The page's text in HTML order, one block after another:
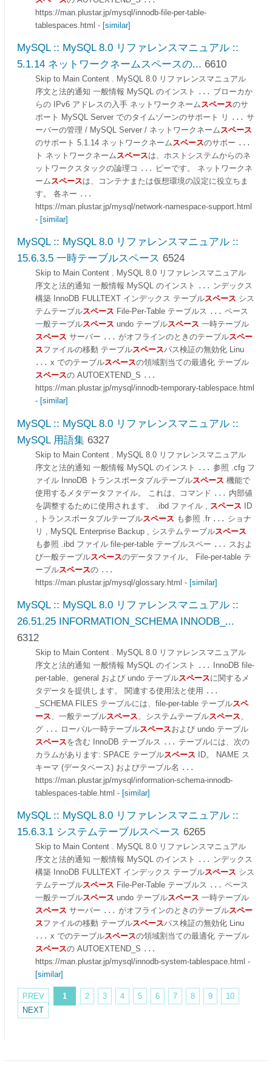
https://man.plustar.jp/mysql/innodb-file-per-table-
tablespaces.html - [similar]
MySQL :: MySQL 8.0 リファレンスマニュアル ::
5.1.14 ネットワークネームスペースの... 6610
Skip to Main Content . MySQL 8.0 リファレンスマニュアル
序文と法的通知 一般情報 MySQL のインスト
...
ブローカか
らの IPv6 アドレスの入手 ネットワークネームスペースのサ
ポート MySQL Server でのタイムゾーンのサポート リ
... サ
ーバーの管理 / MySQL Server / ネットワークネームスペース
のサポート 5.1.14 ネットワークネームスペースのサポー ...
ト ネットワークネームスペースは、ホストシステムからのネ
ットワークスタックの論理コ
...
ピーです。 ネットワークネ
ームスペースは、コンテナまたは仮想環境の設定に役立ちま
す。 各ネー ...
https://man.plustar.jp/mysql/network-namespace-support.html
- [similar]
MySQL :: MySQL 8.0 リファレンスマニュアル ::
15.6.3.5 一時テーブルスペース 6524
Skip to Main Content . MySQL 8.0 リファレンスマニュアル
序文と法的通知 一般情報 MySQL のインスト
...
ンデックス
構築 InnoDB FULLTEXT インデックス テーブルスペース シス
テムテーブルスペース File-Per-Table テーブルス ... ペース
一般テーブルスペース undo テーブルスペース 一時テーブル
スペース サーバー ... がオフラインのときのテーブルスペー
スファイルの移動 テーブルスペースパス検証の無効化 Linu
... x でのテーブルスペースの領域割当ての最適化 テーブル
スペースの AUTOEXTEND_S ...
https://man.plustar.jp/mysql/innodb-temporary-tablespace.html
- [similar]
MySQL :: MySQL 8.0 リファレンスマニュアル ::
MySQL 用語集 6327
Skip to Main Content . MySQL 8.0 リファレンスマニュアル
序文と法的通知 一般情報 MySQL のインスト
... 参照 .cfg フ
ァイル InnoDB トランスポータブルテーブルスペース 機能で
使用するメタデータファイル。 これは、コマンド ...
内部値
を調整するために使用されます。 .ibd ファイル ,
スペース ID
, トランスポータブルテーブルスペース も参照 .fr ...
ショナ
リ , MySQL Enterprise Backup , システムテーブルスペース
も参照 .ibd ファイル file-per-table テーブルスペー ...
スおよ
び一般テーブルスペースのデータファイル。 File-per-table テ
ーブルスペースの ...
https://man.plustar.jp/mysql/glossary.html - [similar]
MySQL :: MySQL 8.0 リファレンスマニュアル ::
26.51.25 INFORMATION_SCHEMA INNODB_...
6312
Skip to Main Content . MySQL 8.0 リファレンスマニュアル
序文と法的通知 一般情報 MySQL のインスト
...
InnoDB file-
per-table、general および undo テーブルスペースに関するメ
タデータを提供します。 関連する使用法と使用
...
_SCHEMA FILES テーブルには、file-per-table テーブルスペ
ース、一般テーブルスペース、システムテーブルスペース、
グ ... ローバル一時テーブルスペースおよび undo テーブル
スペースを含む InnoDB テーブルス ...
テーブルには、次の
カラムがあります: SPACE テーブルスペース ID。 NAME ス
キーマ (データベース) およびテーブル名
...
https://man.plustar.jp/mysql/information-schema-innodb-
tablespaces-table.html - [similar]
MySQL :: MySQL 8.0 リファレンスマニュアル ::
15.6.3.1 システムテーブルスペース 6265
Skip to Main Content . MySQL 8.0 リファレンスマニュアル
序文と法的通知 一般情報 MySQL のインスト
...
ンデックス
構築 InnoDB FULLTEXT インデックス テーブルスペース シス
テムテーブルスペース File-Per-Table テーブルス ... ペース
一般テーブルスペース undo テーブルスペース 一時テーブル
スペース サーバー ... がオフラインのときのテーブルスペー
スファイルの移動 テーブルスペースパス検証の無効化 Linu
... x でのテーブルスペースの領域割当ての最適化 テーブル
スペースの AUTOEXTEND_S ...
https://man.plustar.jp/mysql/innodb-system-tablespace.html -
[similar]
PREV 1 2 3 4 5 6 7 8 9
10
NEXT